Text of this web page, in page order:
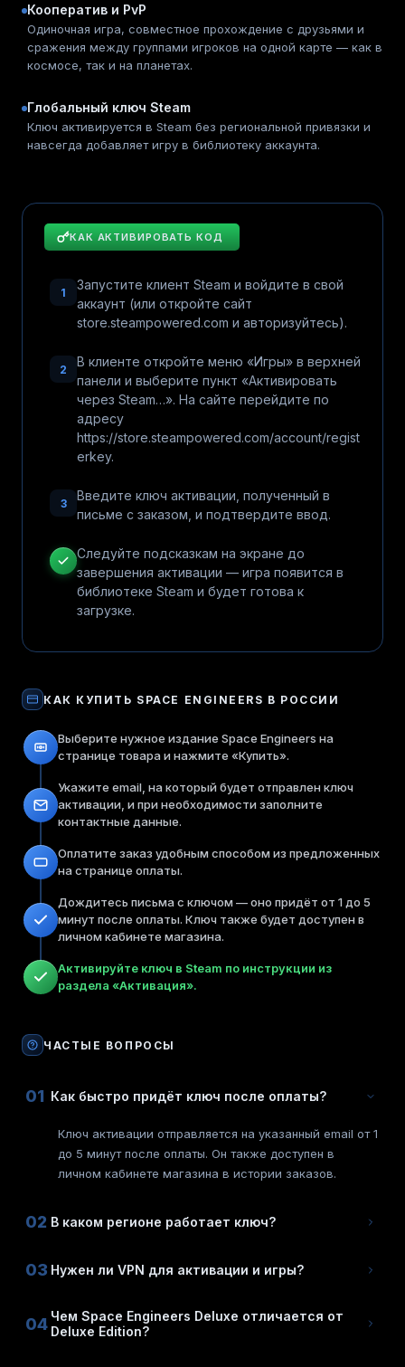
Кооператив и PvP
Одиночная игра, совместное прохождение с друзьями и
сражения между группами игроков на одной карте — как в
космосе, так и на планетах.
Глобальный ключ Steam
Ключ активируется в Steam без региональной привязки и
навсегда добавляет игру в библиотеку аккаунта.
КАК АКТИВИРОВАТЬ КОД
1
Запустите клиент Steam и войдите в свой
аккаунт (или откройте сайт
store.steampowered.com и авторизуйтесь).
2
В клиенте откройте меню «Игры» в верхней
панели и выберите пункт «Активировать
через Steam…». На сайте перейдите по
адресу
https://store.steampowered.com/account/regist
erkey.
3
Введите ключ активации, полученный в
письме с заказом, и подтвердите ввод.
Следуйте подсказкам на экране до
завершения активации — игра появится в
библиотеке Steam и будет готова к
загрузке.
КАК КУПИТЬ SPACE ENGINEERS В РОССИИ
Выберите нужное издание Space Engineers на
странице товара и нажмите «Купить».
Укажите email, на который будет отправлен ключ
активации, и при необходимости заполните
контактные данные.
Оплатите заказ удобным способом из предложенных
на странице оплаты.
Дождитесь письма с ключом — оно придёт от 1 до 5
минут после оплаты. Ключ также будет доступен в
личном кабинете магазина.
Активируйте ключ в Steam по инструкции из
раздела «Активация».
ЧАСТЫЕ ВОПРОСЫ
01 Как быстро придёт ключ после оплаты?
Ключ активации отправляется на указанный email от 1
до 5 минут после оплаты. Он также доступен в
личном кабинете магазина в истории заказов.
02 В каком регионе работает ключ?
03 Нужен ли VPN для активации и игры?
04 Чем Space Engineers Deluxe отличается от
Deluxe Edition?